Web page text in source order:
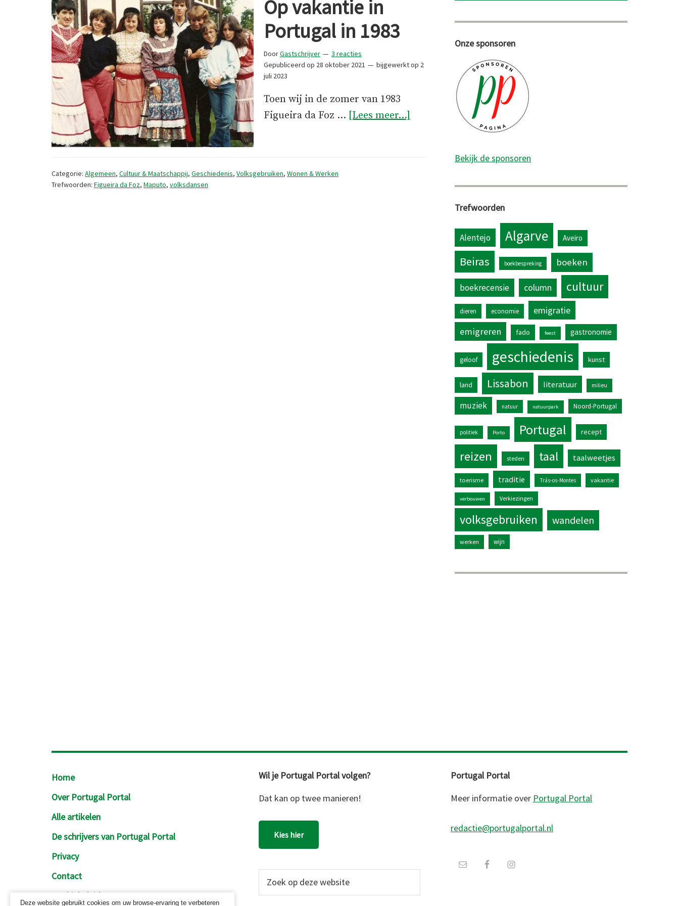
Op vakantie in
Portugal in 1983
DoorGastschrijver
3 reacties
Gepubliceerd op 28 oktober 2021 bijgewerkt op 2
juli 2023
Toen wij in de zomer van 1983
Figueira da Foz … [Lees meer...]
Categorie: Algemeen, Cultuur & Maatschappij, Geschiedenis, Volksgebruiken, Wonen & Werken
Trefwoorden: Figueira da Foz, Maputo, volksdansen
Onze sponsoren
Bekijk de sponsoren
Trefwoorden
Alentejo Algarve Aveiro
Beiras boekbespreking boeken
boekrecensie column cultuur
dieren economie
emigratie
emigreren
fado feest gastronomie
geloof geschiedenis kunst
land Lissabon literatuur milieu
muziek natuur natuurpark Noord-Portugal
politiek Porto Portugal recept
reizen steden taal taalweetjes
toerisme traditie Trás-os-Montes vakantie
verbouwen Verkiezingen
volksgebruiken wandelen
werken wijn
Footer
Home
Over Portugal Portal
Alle artikelen
De schrijvers van Portugal Portal
Privacy
Contact
Cookiebeleid
Wil je Portugal Portal volgen?
Dat kan op twee manieren!
Kies hier
Portugal Portal
Meer informatie over Portugal Portal
redactie@portugalportal.nl
Deze website gebruikt cookies om uw browse-ervaring te verbeteren